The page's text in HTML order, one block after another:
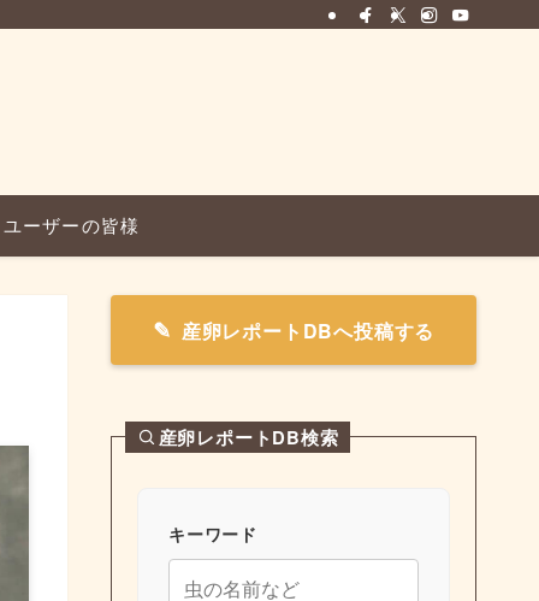
ユーザーの皆様
産卵レポートDBへ投稿する
産卵レポートDB検索
キーワード